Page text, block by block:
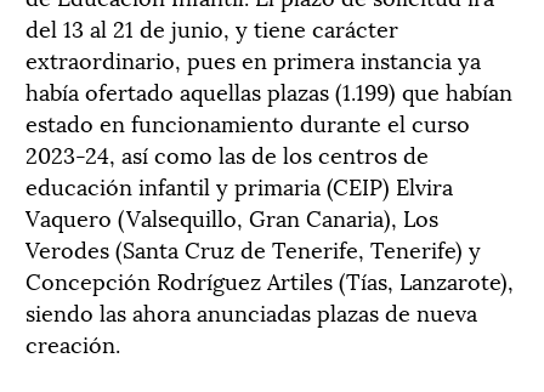
del 13 al 21 de junio, y tiene carácter
extraordinario, pues en primera instancia ya
había ofertado aquellas plazas (1.199) que habían
estado en funcionamiento durante el curso
2023-24, así como las de los centros de
educación infantil y primaria (CEIP) Elvira
Vaquero (Valsequillo, Gran Canaria), Los
Verodes (Santa Cruz de Tenerife, Tenerife) y
Concepción Rodríguez Artiles (Tías, Lanzarote),
siendo las ahora anunciadas plazas de nueva
creación.